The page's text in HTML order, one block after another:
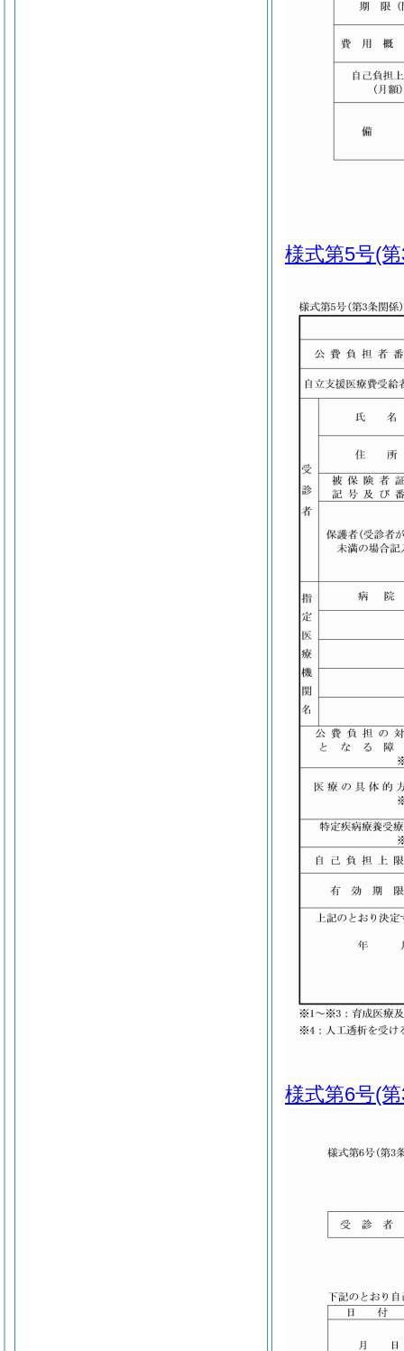
様式第5号(
様式第6号(